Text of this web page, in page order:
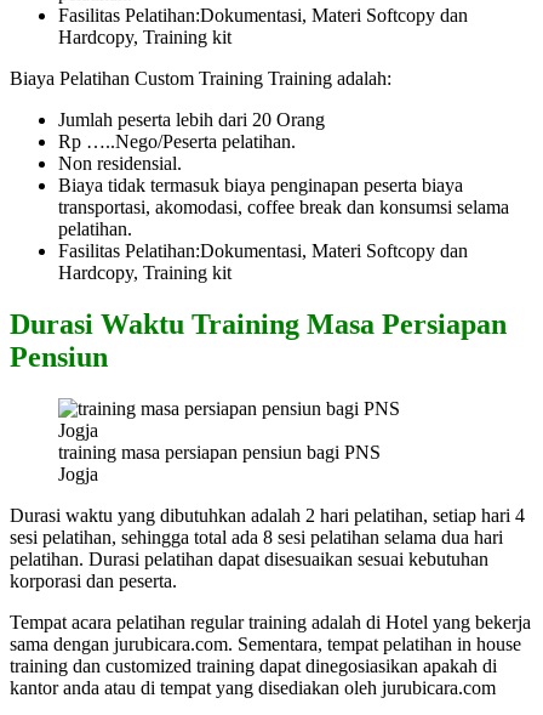
Fasilitas Pelatihan:Dokumentasi, Materi Softcopy dan
Hardcopy, Training kit
Biaya Pelatihan Custom Training Training adalah:
Jumlah peserta lebih dari 20 Orang
Rp …..Nego/Peserta pelatihan.
Non residensial.
Biaya tidak termasuk biaya penginapan peserta biaya
transportasi, akomodasi, coffee break dan konsumsi selama
pelatihan.
Fasilitas Pelatihan:Dokumentasi, Materi Softcopy dan
Hardcopy, Training kit
Durasi Waktu Training Masa Persiapan
Pensiun
training masa persiapan pensiun bagi PNS
Jogja
Durasi waktu yang dibutuhkan adalah 2 hari pelatihan, setiap hari 4
sesi pelatihan, sehingga total ada 8 sesi pelatihan selama dua hari
pelatihan. Durasi pelatihan dapat disesuaikan sesuai kebutuhan
korporasi dan peserta.
Tempat acara pelatihan regular training adalah di Hotel yang bekerja
sama dengan jurubicara.com. Sementara, tempat pelatihan in house
training dan customized training dapat dinegosiasikan apakah di
kantor anda atau di tempat yang disediakan oleh jurubicara.com